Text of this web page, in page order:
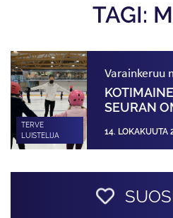
TAGI:
TERVE
LUISTELIJA
Varainkeruu
SEURAN
14. LOKAKUUTA